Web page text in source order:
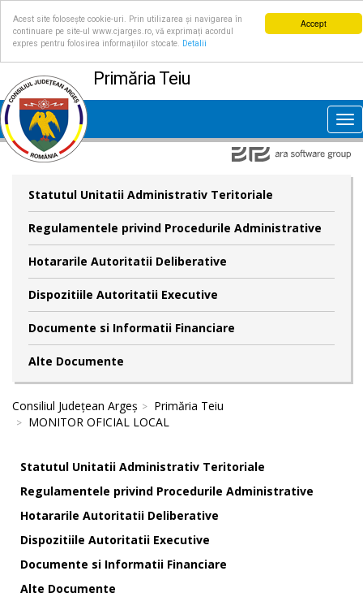
Accept
Acest site folosește cookie-uri. Prin utilizarea și navigarea în
continuare pe site-ul www.cjarges.ro, vă exprimați acordul
expres pentru folosirea informațiilor stocate.
Detalii
Primăria Teiu
Statutul Unitatii Administrativ Teritoriale
Regulamentele privind Procedurile Administrative
Hotararile Autoritatii Deliberative
Dispozitiile Autoritatii Executive
Documente si Informatii Financiare
Alte Documente
Consiliul Județean Argeș
Primăria Teiu
MONITOR OFICIAL LOCAL
Statutul Unitatii Administrativ Teritoriale
Regulamentele privind Procedurile Administrative
Hotararile Autoritatii Deliberative
Dispozitiile Autoritatii Executive
Documente si Informatii Financiare
Alte Documente